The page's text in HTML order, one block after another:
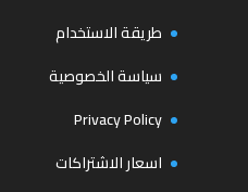
طريقة الاستخدام
سياسة الخصوصية
Privacy Policy
اسعار الاشتراكات